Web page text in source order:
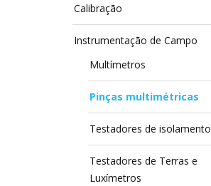
Calibração
Instrumentação de Campo
Multímetros
Pinças multimétricas
Testadores de isolamento
Testadores de Terras e
Luxímetros